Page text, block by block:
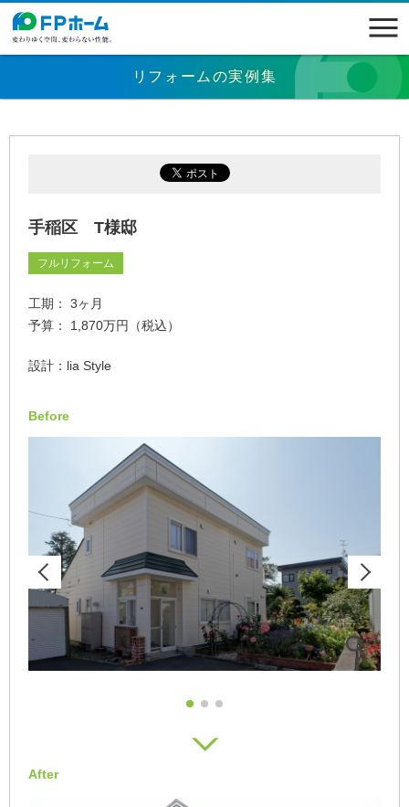
リフォームの実例集
手稲区 T様邸
フルリフォーム
工期： 3ヶ月
予算： 1,870万円（税込）
設計：lia Style
Before
After